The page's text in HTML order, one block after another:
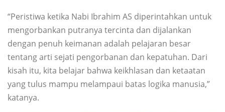
“Peristiwa ketika Nabi Ibrahim AS diperintahkan untuk
mengorbankan putranya tercinta dan dijalankan
dengan penuh keimanan adalah pelajaran besar
tentang arti sejati pengorbanan dan kepatuhan. Dari
kisah itu, kita belajar bahwa keikhlasan dan ketaatan
yang tulus mampu melampaui batas logika manusia,”
katanya.